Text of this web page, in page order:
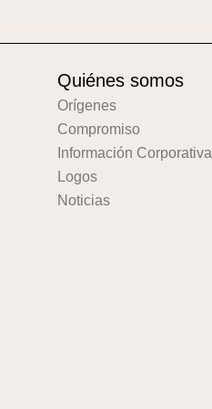
Quiénes somos
Orígenes
Compromiso
Información Corporativa
Logos
Noticias